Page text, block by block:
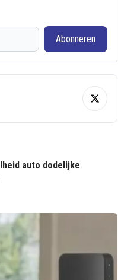
Abonneren
auto dodelijke